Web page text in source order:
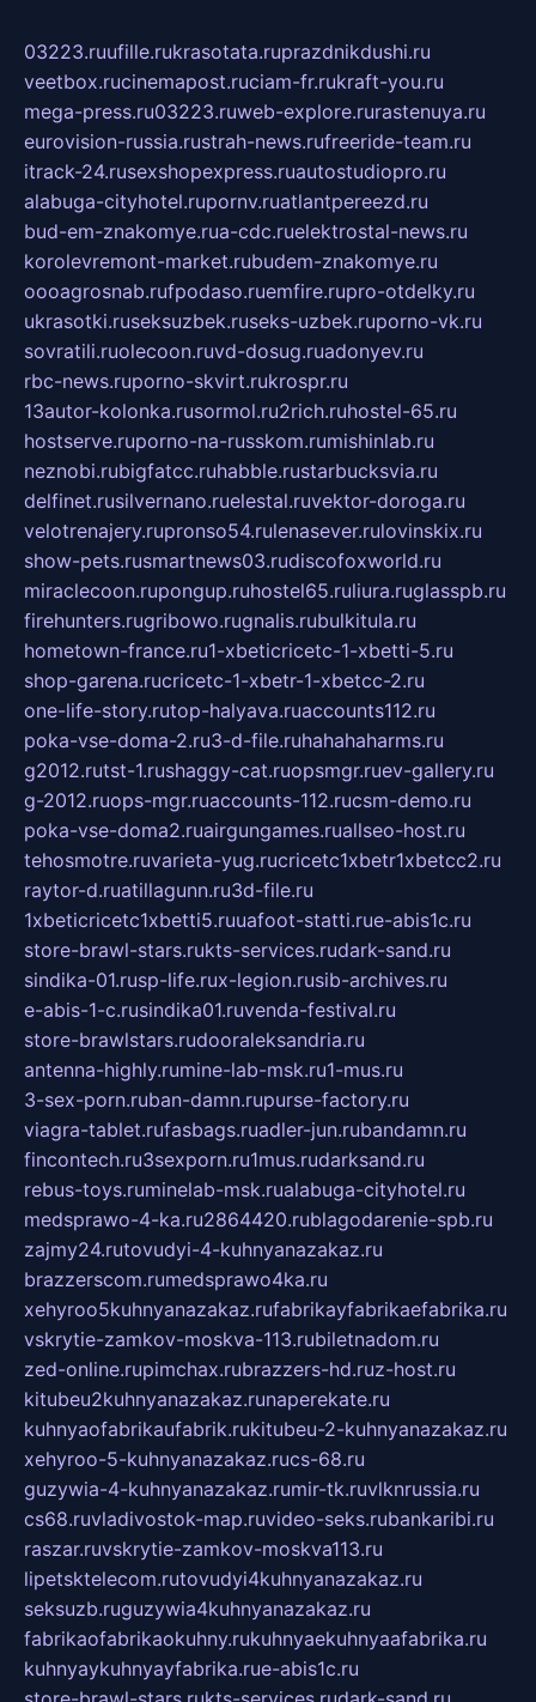
03223.ruufille.rukrasotata.ruprazdnikdushi.ru
veetbox.rucinemapost.ruciam-fr.rukraft-you.ru
mega-press.ru03223.ruweb-explore.rurastenuya.ru
eurovision-russia.rustrah-news.rufreeride-team.ru
itrack-24.rusexshopexpress.ruautostudiopro.ru
alabuga-cityhotel.rupornv.ruatlantpereezd.ru
bud-em-znakomye.rua-cdc.ruelektrostal-news.ru
korolevremont-market.rubudem-znakomye.ru
oooagrosnab.rufpodaso.ruemfire.rupro-otdelky.ru
ukrasotki.ruseksuzbek.ruseks-uzbek.ruporno-vk.ru
sovratili.ruolecoon.ruvd-dosug.ruadonyev.ru
rbc-news.ruporno-skvirt.rukrospr.ru
13autor-kolonka.rusormol.ru2rich.ruhostel-65.ru
hostserve.ruporno-na-russkom.rumishinlab.ru
neznobi.rubigfatcc.ruhabble.rustarbucksvia.ru
delfinet.rusilvernano.ruelestal.ruvektor-doroga.ru
velotrenajery.rupronso54.rulenasever.rulovinskix.ru
show-pets.rusmartnews03.rudiscofoxworld.ru
miraclecoon.rupongup.ruhostel65.ruliura.ruglasspb.ru
firehunters.rugribowo.rugnalis.rubulkitula.ru
hometown-france.ru1-xbeticricetc-1-xbetti-5.ru
shop-garena.rucricetc-1-xbetr-1-xbetcc-2.ru
one-life-story.rutop-halyava.ruaccounts112.ru
poka-vse-doma-2.ru3-d-file.ruhahahaharms.ru
g2012.rutst-1.rushaggy-cat.ruopsmgr.ruev-gallery.ru
g-2012.ruops-mgr.ruaccounts-112.rucsm-demo.ru
poka-vse-doma2.ruairgungames.ruallseo-host.ru
tehosmotre.ruvarieta-yug.rucricetc1xbetr1xbetcc2.ru
raytor-d.ruatillagunn.ru3d-file.ru
1xbeticricetc1xbetti5.ruuafoot-statti.rue-abis1c.ru
store-brawl-stars.rukts-services.rudark-sand.ru
sindika-01.rusp-life.rux-legion.rusib-archives.ru
e-abis-1-c.rusindika01.ruvenda-festival.ru
store-brawlstars.rudooraleksandria.ru
antenna-highly.rumine-lab-msk.ru1-mus.ru
3-sex-porn.ruban-damn.rupurse-factory.ru
viagra-tablet.rufasbags.ruadler-jun.rubandamn.ru
fincontech.ru3sexporn.ru1mus.rudarksand.ru
rebus-toys.ruminelab-msk.rualabuga-cityhotel.ru
medsprawo-4-ka.ru2864420.rublagodarenie-spb.ru
zajmy24.rutovudyi-4-kuhnyanazakaz.ru
brazzerscom.rumedsprawo4ka.ru
xehyroo5kuhnyanazakaz.rufabrikayfabrikaefabrika.ru
vskrytie-zamkov-moskva-113.rubiletnadom.ru
zed-online.rupimchax.rubrazzers-hd.ruz-host.ru
kitubeu2kuhnyanazakaz.runaperekate.ru
kuhnyaofabrikaufabrik.rukitubeu-2-kuhnyanazakaz.ru
xehyroo-5-kuhnyanazakaz.rucs-68.ru
guzywia-4-kuhnyanazakaz.rumir-tk.ruvlknrussia.ru
cs68.ruvladivostok-map.ruvideo-seks.rubankaribi.ru
raszar.ruvskrytie-zamkov-moskva113.ru
lipetsktelecom.rutovudyi4kuhnyanazakaz.ru
seksuzb.ruguzywia4kuhnyanazakaz.ru
fabrikaofabrikaokuhny.rukuhnyaekuhnyaafabrika.ru
kuhnyaykuhnyayfabrika.rue-abis1c.ru